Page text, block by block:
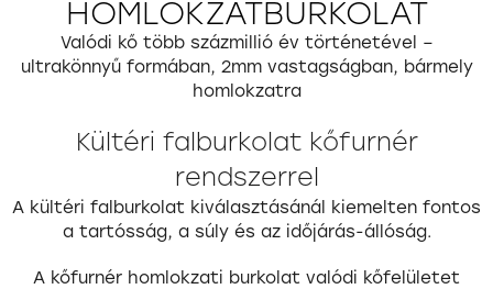
HOMLOKZATBURKOLAT
Valódi kő több százmillió év történetével –
ultrakönnyű formában, 2mm vastagságban, bármely
homlokzatra
Kültéri falburkolat kőfurnér
rendszerrel
A kültéri falburkolat kiválasztásánál kiemelten fontos
a tartósság, a súly és az időjárás-állóság.
A kőfurnér homlokzati burkolat valódi kőfelületet